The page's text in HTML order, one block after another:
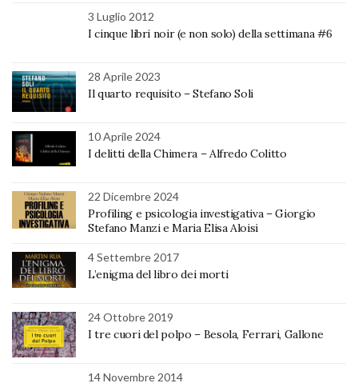
3 Luglio 2012
I cinque libri noir (e non solo) della settimana #6
28 Aprile 2023
Il quarto requisito – Stefano Soli
10 Aprile 2024
I delitti della Chimera – Alfredo Colitto
22 Dicembre 2024
Profiling e psicologia investigativa – Giorgio
Stefano Manzi e Maria Elisa Aloisi
4 Settembre 2017
L’enigma del libro dei morti
24 Ottobre 2019
I tre cuori del polpo – Besola, Ferrari, Gallone
14 Novembre 2014